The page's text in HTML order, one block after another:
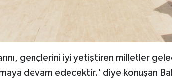
gençlerini iyi yetiştiren milletler
devam edecektir.' diye konuşan